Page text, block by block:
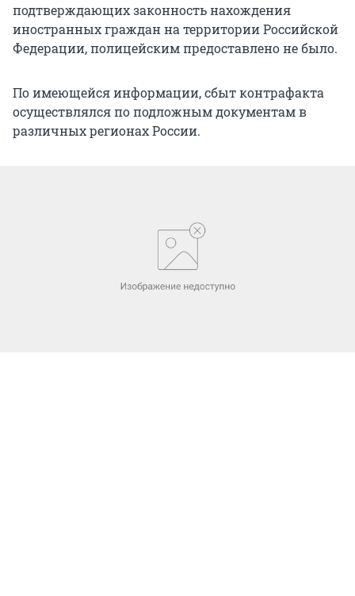
подтверждающих законность нахождения
иностранных граждан на территории Российской
Федерации, полицейским предоставлено не было.
По имеющейся информации, сбыт контрафакта
осуществлялся по подложным документам в
различных регионах России.